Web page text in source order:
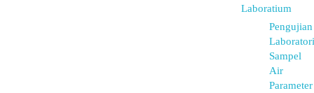
Laboratium
Pengujian
Sampel
Air
Parameter